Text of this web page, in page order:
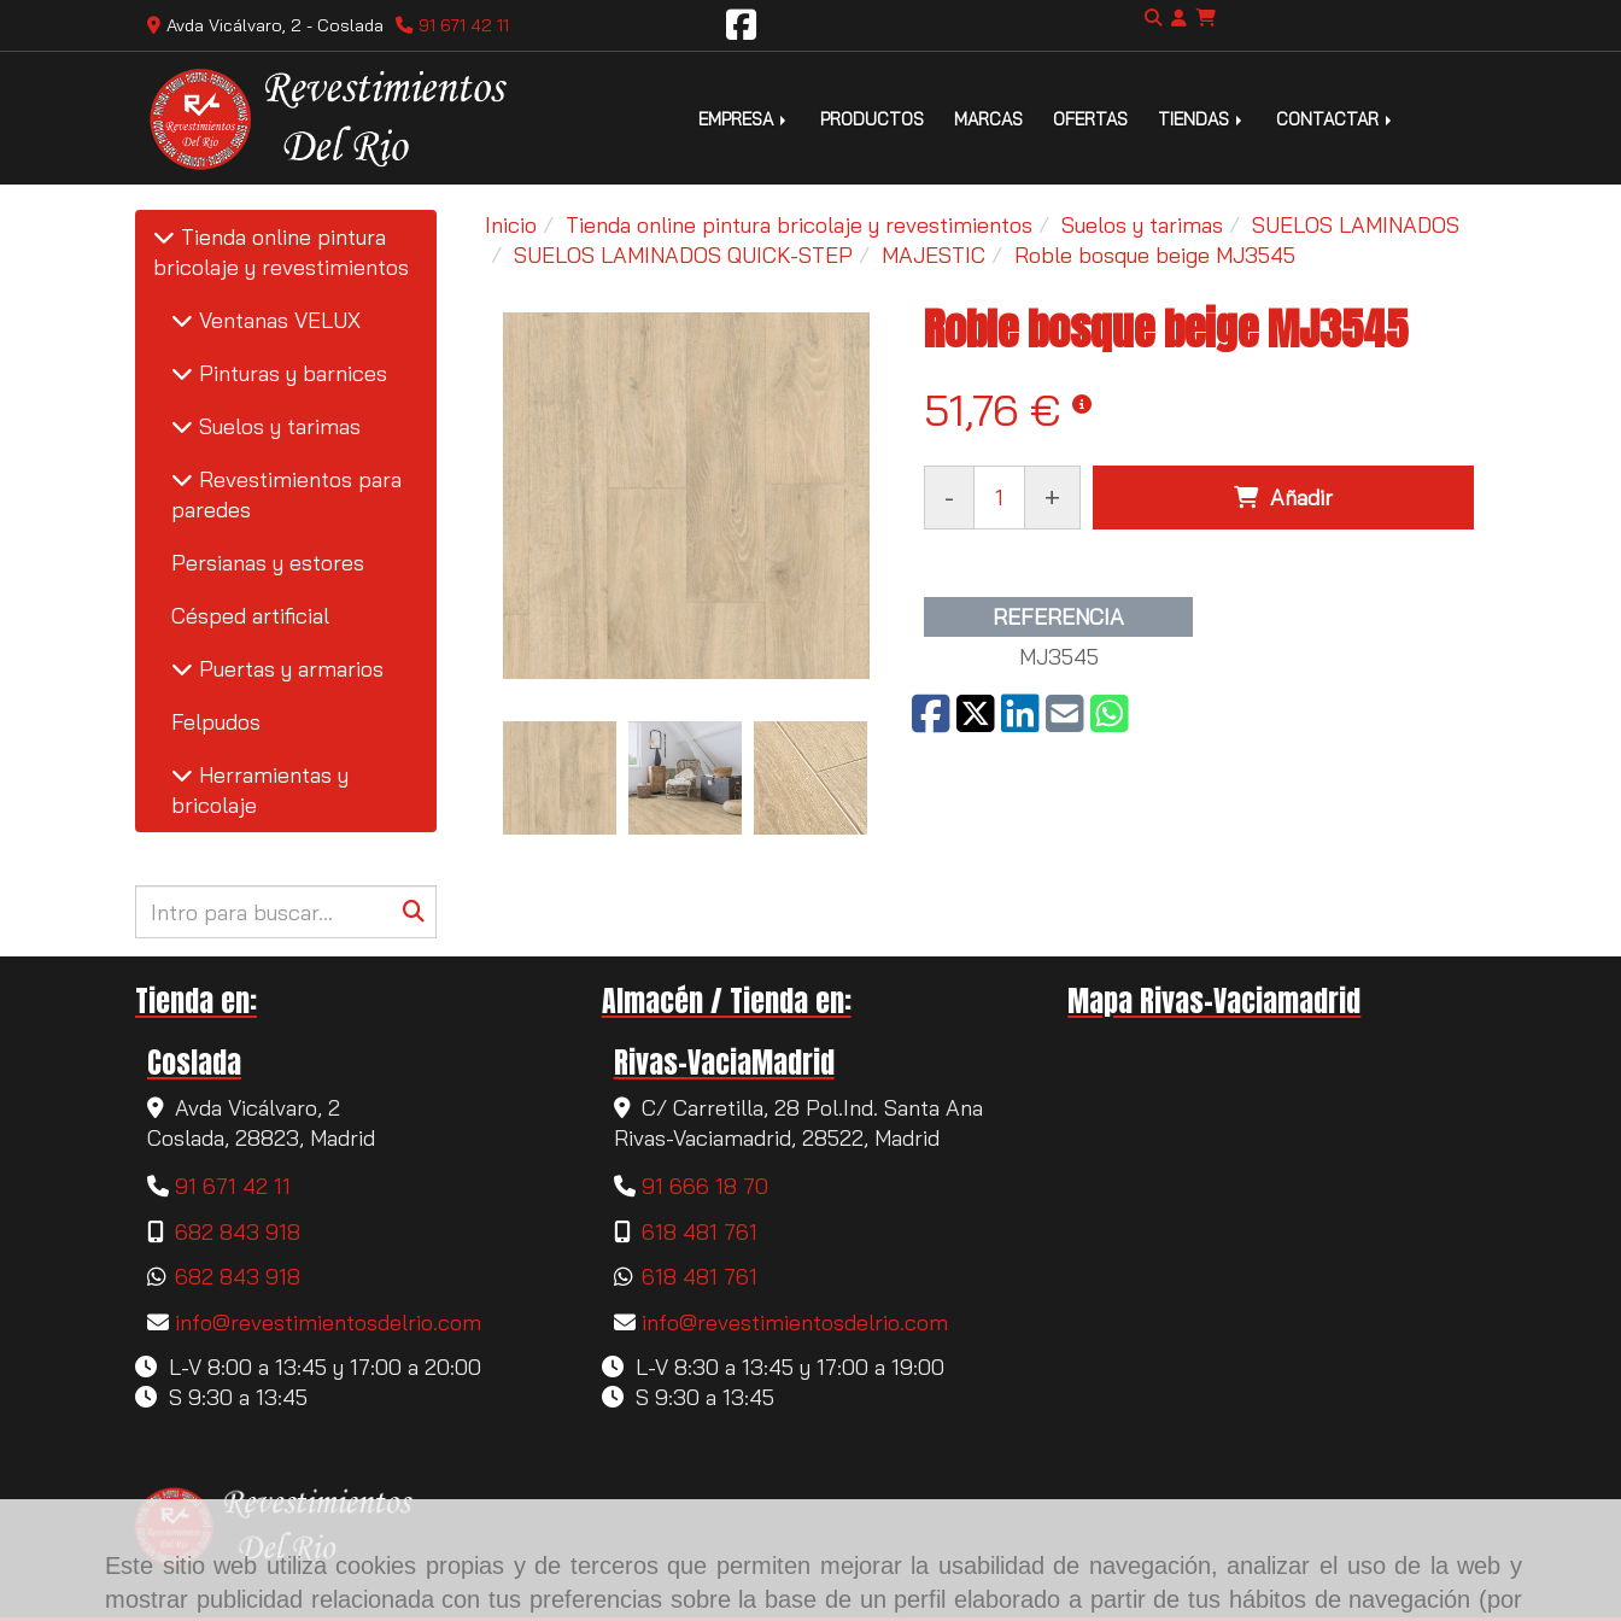
Este sitio web utiliza cookies propias y de terceros que permiten mejorar la usabilidad de navegación, analizar el uso de la web y
mostrar publicidad relacionada con tus preferencias sobre la base de un perfil elaborado a partir de tus hábitos de navegación (por
Avda Vicálvaro, 2 - Coslada 91 671 42 11
EMPRESA PRODUCTOS MARCAS OFERTAS TIENDAS CONTACTAR
Tienda online pintura
bricolaje y revestimientos
Ventanas VELUX
Pinturas y barnices
Suelos y tarimas
Revestimientos para
paredes
Persianas y estores
Césped artificial
Puertas y armarios
Felpudos
Herramientas y
bricolaje
Inicio Tienda online pintura bricolaje y revestimientos Suelos y tarimas
SUELOS LAMINADOS
SUELOS LAMINADOS QUICK-STEP
MAJESTIC Roble bosque beige MJ3545
Roble bosque beige MJ3545
51,76 €
- + Añadir
REFERENCIA
MJ3545
Tienda en:
Coslada
Avda Vicálvaro, 2
Coslada, 28823, Madrid
91 671 42 11
682 843 918
682 843 918
info
revestimientosdelrio.com
L-V 8:00 a 13:45 y 17:00 a 20:00
S 9:30 a 13:45
Almacén / Tienda en:
Rivas-VaciaMadrid
C/ Carretilla, 28 Pol.Ind. Santa Ana
Rivas-Vaciamadrid, 28522, Madrid
91 666 18 70
618 481 761
618 481 761
info
revestimientosdelrio.com
L-V 8:30 a 13:45 y 17:00 a 19:00
S 9:30 a 13:45
Mapa Rivas-Vaciamadrid